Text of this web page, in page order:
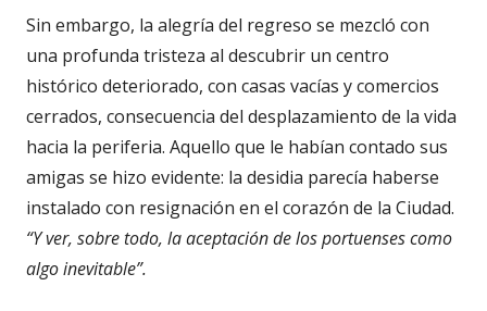
Sin embargo, la alegría del regreso se mezcló con
una profunda tristeza al descubrir un centro
histórico deteriorado, con casas vacías y comercios
cerrados, consecuencia del desplazamiento de la vida
hacia la periferia. Aquello que le habían contado sus
amigas se hizo evidente: la desidia parecía haberse
instalado con resignación en el corazón de la Ciudad.
“Y ver, sobre todo, la aceptación de los portuenses como
algo inevitable”.